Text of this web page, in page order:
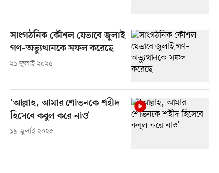
সাংগঠনিক কৌশল যেভাবে জুলাই
গণ–অভ্যুত্থানকে সফল করেছে
২১ জুলাই ২০২৫
‘আল্লাহ, আমার শোভনকে শহীদ
হিসেবে কবুল করে নাও’
১৯ জুলাই ২০২৫